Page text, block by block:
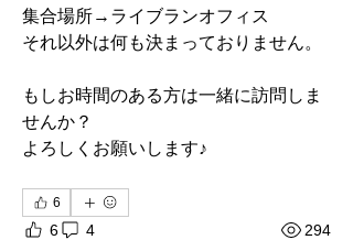
集合場所→ライブランオフィス
それ以外は何も決まっておりません。
もしお時間のある方は一緒に訪問しま
せんか？
よろしくお願いします♪
6
6 4 294